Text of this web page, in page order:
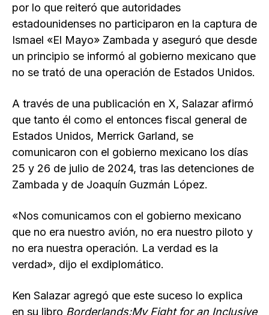
por lo que reiteró que autoridades
estadounidenses no participaron en la captura de
Ismael «El Mayo» Zambada y aseguró que desde
un principio se informó al gobierno mexicano que
no se trató de una operación de Estados Unidos.
A través de una publicación en X, Salazar afirmó
que tanto él como el entonces fiscal general de
Estados Unidos, Merrick Garland, se
comunicaron con el gobierno mexicano los días
25 y 26 de julio de 2024, tras las detenciones de
Zambada y de Joaquín Guzmán López.
«Nos comunicamos con el gobierno mexicano
que no era nuestro avión, no era nuestro piloto y
no era nuestra operación. La verdad es la
verdad», dijo el exdiplomático.
Ken Salazar agregó que este suceso lo explica
en su libro Borderlands:My Fight for an Inclusive